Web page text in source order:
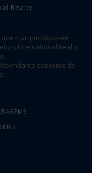
Realty
marque déposée
International Realty
exploitée de